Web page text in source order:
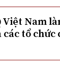
Việt Nam
tổ